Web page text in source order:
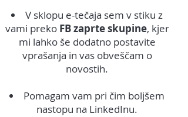
V sklopu e-tečaja sem v stiku z
vami prekoFB zaprte skupine, kjer
mi lahko še dodatno postavite
vprašanja in vas obveščam o
novostih.
Pomagam vam pri čim boljšem
nastopu na LinkedInu.